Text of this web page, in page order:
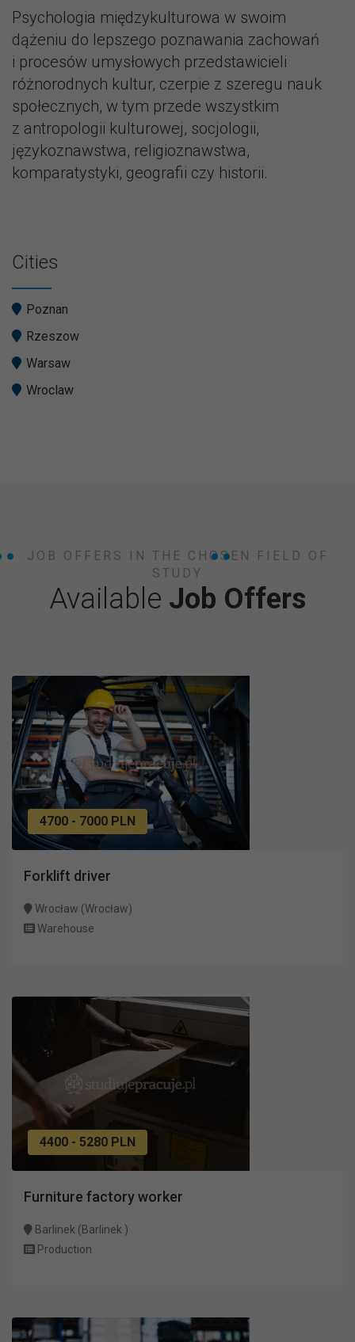
Psychologia międzykulturowa w swoim
dążeniu do lepszego poznawania zachowań
i procesów umysłowych przedstawicieli
różnorodnych kultur, czerpie z szeregu nauk
społecznych, w tym przede wszystkim
z antropologii kulturowej, socjologii,
językoznawstwa, religioznawstwa,
komparatystyki, geografii czy historii.
Cities
Poznan
Rzeszow
Warsaw
Wroclaw
JOB OFFERS IN THE CHOSEN FIELD OF
STUDY
Available Job Offers
4700 - 7000 PLN
Forklift driver
Wrocław (Wrocław)
Warehouse
4400 - 5280 PLN
Furniture factory worker
Barlinek (Barlinek )
Production